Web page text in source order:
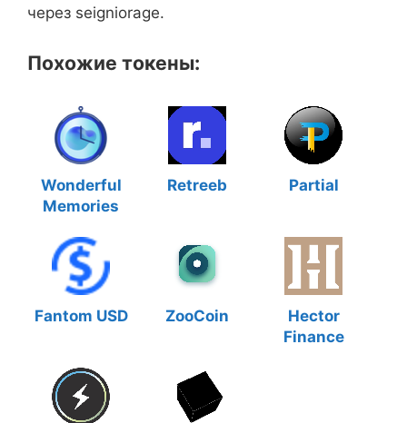
через seigniorage.
Похожие токены:
Wonderful
Memories
Retreeb Partial
Fantom USD ZooCoin
Hector
Finance